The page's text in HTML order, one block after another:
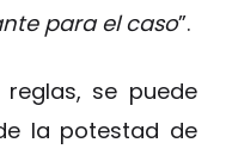
para el caso”.
se puede
la potestad de